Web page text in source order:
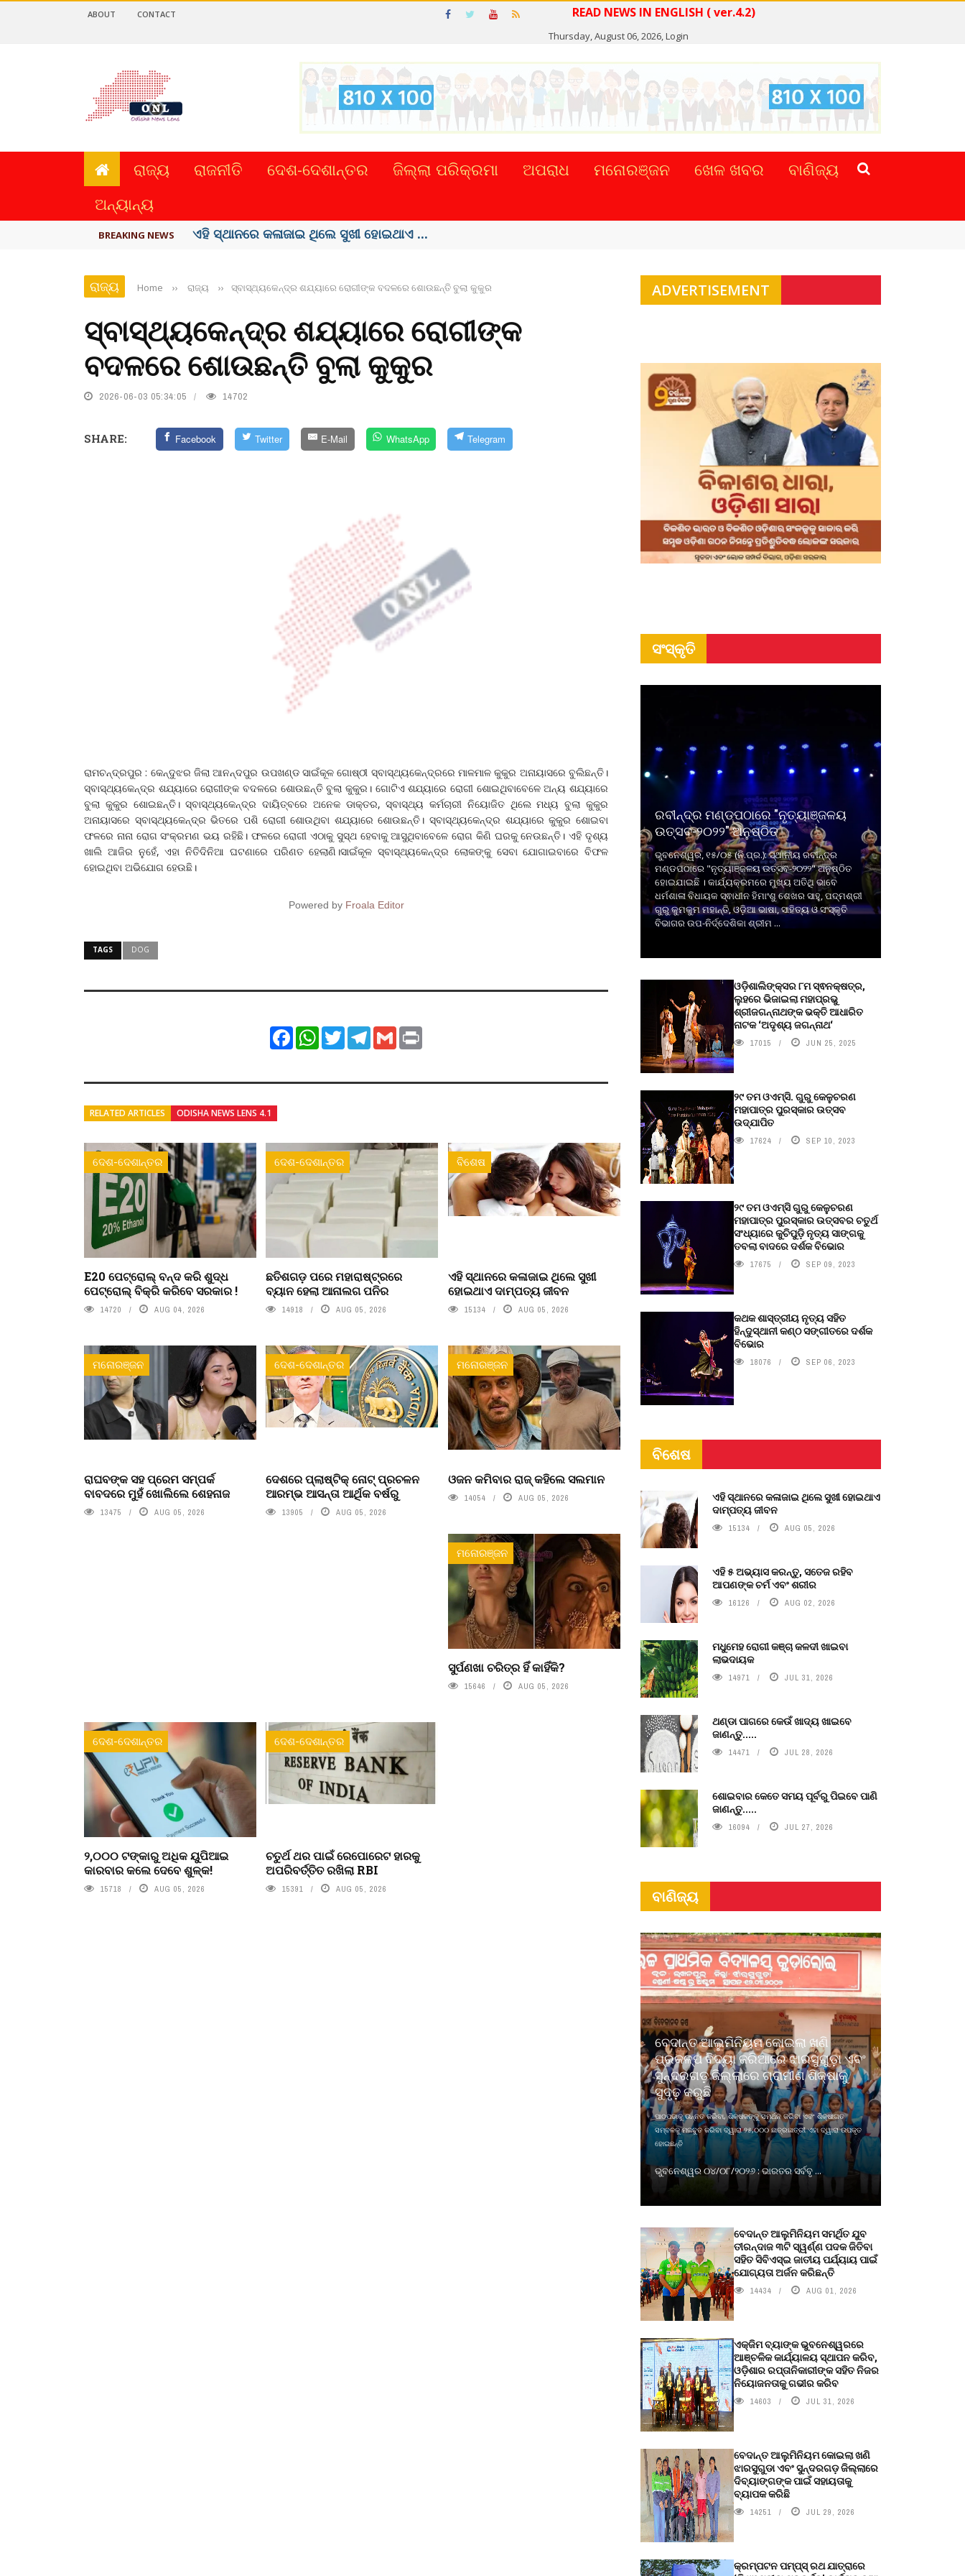
READ NEWS IN ENGLISH ( ver.4.2)
Thursday, August 06, 2026,Login
ABOUT CONTACT
ରାଜ୍ୟ ରାଜନୀତି ଦେଶ-ଦେଶାନ୍ତର ଜିଲ୍ଲା ପରିକ୍ରମା ଅପରାଧ ମନୋରଞ୍ଜନ ଖେଳ ଖବର
ବାଣିଜ୍ୟ
ଅନ୍ୟାନ୍ୟ
BREAKING NEWS ଏହି ସ୍ଥାନରେ କଳାଜାଇ ଥିଲେ ସୁଖୀ ହୋଇଥାଏ ...
ରାଜ୍ୟ Home ›› ରାଜ୍ୟ ›› ସ୍ବାସ୍ଥ୍ୟକେନ୍ଦ୍ର ଶଯ୍ୟାରେ ରୋଗୀଙ୍କ ବଦଳରେ ଶୋଉଛନ୍ତି ବୁଲା କୁକୁର
ସ୍ବାସ୍ଥ୍ୟକେନ୍ଦ୍ର ଶଯ୍ୟାରେ ରୋଗୀଙ୍କ
ବଦଳରେ ଶୋଉଛନ୍ତି ବୁଲା କୁକୁର
2026-06-03 05:34:05 14702
SHARE: Facebook Twitter E-Mail WhatsApp Telegram
ରାମଚନ୍ଦ୍ରପୁର : କେନ୍ଦୁଝର ଜିଲା ଆନନ୍ଦପୁର ଉପଖଣ୍ଡ ସାଇଁକୂଳ ଗୋଷ୍ଠୀ ସ୍ବାସ୍ଥ୍ୟକେନ୍ଦ୍ରରେ ମାଳମାଳ କୁକୁର ଅନାୟାସରେ ବୁଲିଛନ୍ତି।
ସ୍ବାସ୍ଥ୍ୟକେନ୍ଦ୍ର ଶଯ୍ୟାରେ ରୋଗୀଙ୍କ ବଦଳରେ ଶୋଉଛନ୍ତି ବୁଲା କୁକୁର। ଗୋଟିଏ ଶଯ୍ୟାରେ ରୋଗୀ ଶୋଇଥିବାବେଳେ ଅନ୍ୟ ଶଯ୍ୟାରେ
ବୁଲା କୁକୁର ଶୋଇଛନ୍ତି। ସ୍ବାସ୍ଥ୍ୟକେନ୍ଦ୍ର ଦାୟିତ୍ବରେ ଅନେକ ଡାକ୍ତର, ସ୍ବାସ୍ଥ୍ୟ କର୍ମଚାରୀ ନିୟୋଜିତ ଥିଲେ ମଧ୍ୟ ବୁଲା କୁକୁର
ଅନାୟାସରେ ସ୍ବାସ୍ଥ୍ୟକେନ୍ଦ୍ର ଭିତରେ ପଶି ରୋଗୀ ଶୋଉଥିବା ଶଯ୍ୟାରେ ଶୋଉଛନ୍ତି। ସ୍ବାସ୍ଥ୍ୟକେନ୍ଦ୍ର ଶଯ୍ୟାରେ କୁକୁର ଶୋଇବା
ଫଳରେ ନାନା ରୋଗ ସଂକ୍ରମଣ ଭୟ ରହିଛି। ଫଳରେ ରୋଗୀ ଏଠାକୁ ସୁସ୍ଥ ହେବାକୁ ଆସୁଥିବାବେଳେ ରୋଗ କିଣି ଘରକୁ ନେଉଛନ୍ତି। ଏହି ଦୃଶ୍ୟ
ଖାଲି ଆଜିର ନୁହେଁ, ଏହା ନିତିଦିନିଆ ଘଟଣାରେ ପରିଣତ ହେଲାଣି।ସାଇଁକୂଳ ସ୍ବାସ୍ଥ୍ୟକେନ୍ଦ୍ର ଲୋକଙ୍କୁ ସେବା ଯୋଗାଇବାରେ ବିଫଳ
ହୋଇଥିବା ଅଭିଯୋଗ ‌ହେଉଛି।
Powered by Froala Editor
TAGS DOG
FacebookWhatsApp
TwitterTelegram
Gmail
RELATED ARTICLES ODISHA NEWS LENS 4.1
ଦେଶ-ଦେଶାନ୍ତର
E20 ପେଟ୍ରୋଲ୍ ବନ୍ଦ କରି ଶୁଦ୍ଧ
ପେଟ୍ରୋଲ୍ ବିକ୍ରି କରିବେ ସରକାର !
14720 AUG 04, 2026
ଦେଶ-ଦେଶାନ୍ତର
ଛତିଶଗଡ଼ ପରେ ମହାରାଷ୍ଟ୍ରରେ
ବ୍ୟାନ ହେଲା ଆନାଲଗ ପନିର
14918 AUG 05, 2026
ବିଶେଷ
ଏହି ସ୍ଥାନରେ କଳାଜାଇ ଥିଲେ ସୁଖୀ
ହୋଇଥାଏ ଦାମ୍ପତ୍ୟ ଜୀବନ
15134 AUG 05, 2026
ମନୋରଞ୍ଜନ
ରାଘବଙ୍କ ସହ ପ୍ରେମ ସମ୍ପର୍କ
ବାବଦରେ ମୁହଁ ଖୋଲିଲେ ଶେହନାଜ
13475 AUG 05, 2026
ଦେଶ-ଦେଶାନ୍ତର
ଦେଶରେ ପ୍ଲାଷ୍ଟିକ୍ ନୋଟ୍‌ ପ୍ରଚଳନ
ଆରମ୍ଭ ଆସନ୍ତା ଆର୍ଥିକ ବର୍ଷରୁ
13905 AUG 05, 2026
ମନୋରଞ୍ଜନ
ଓଜନ କମିବାର ରାଜ୍ କହିଲେ ସଲମାନ
14054 AUG 05, 2026
ମନୋରଞ୍ଜନ
ସୁର୍ପଣଖା ଚରିତ୍ର ହିଁ କାହିଁକି?
15646 AUG 05, 2026
ଦେଶ-ଦେଶାନ୍ତର
୨,୦୦୦ ଟଙ୍କାରୁ ଅଧିକ ୟୁପିଆଇ
କାରବାର କଲେ ଦେବେ ଶୁଳ୍କ!
15718 AUG 05, 2026
ଦେଶ-ଦେଶାନ୍ତର
ଚତୁର୍ଥ ଥର ପାଇଁ ରେପୋରେଟ ହାରକୁ
ଅପରିବର୍ତ୍ତିତ ରଖିଲା RBI
15391 AUG 05, 2026
ADVERTISEMENT
ସଂସ୍କୃତି
ରବୀନ୍ଦ୍ର ମଣ୍ଡପଠାରେ "ନୃତ୍ୟାଞ୍ଜଳୟ
ଉତ୍ସବ-୨୦୨୨" ଅନୁଷ୍ଠିତ
ଭୁବନେଶ୍ୱର, ୧୫/୦୫ (ନି.ପ୍ର.): ସ୍ଥାନୀୟ ରବୀନ୍ଦ୍ର
ମଣ୍ଡପଠାରେ "ନୃତ୍ୟାଞ୍ଜଳୟ ଉତ୍ସବ-୨୦୨୨" ଅନୁଷ୍ଠିତ
ହୋଇଯାଇଛି । କାର୍ଯ୍ୟକ୍ରମରେ ମୁଖ୍ୟ ଅତିଥି ଭାବେ
ଧର୍ମଶାଳା ବିଧାୟକ ସ୍ଵାଧୀନ ହିମାଂଶୁ ଶେଖର ସାହୁ, ପଦ୍ମଶ୍ରୀ
ଗୁରୁ କୁମକୁମ ମହାନ୍ତି, ଓଡ଼ିଆ ଭାଷା, ସାହିତ୍ୟ ଓ ସଂସ୍କୃତି
ବିଭାଗର ଉପ-ନିର୍ଦ୍ଦେଶିକା ଶ୍ରୀମ ...
ଓଡ଼ିଶାଲିଙ୍କ୍ସର ୮ମ ସ୍ଵନକ୍ଷତ୍ର,
ଲୁହରେ ଭିଜାଇଲା ମହାପ୍ରଭୁ
ଶ୍ରୀଜଗନ୍ନାଥଙ୍କ ଭକ୍ତି ଆଧାରିତ
ନାଟକ ‘ଅଦୃଶ୍ୟ ଜଗନ୍ନାଥ‘
17015 JUN 25, 2025
୨୯ ତମ ଓଏମ୍‌ସି. ଗୁରୁ କେଳୁଚରଣ
ମହାପାତ୍ର ପୁରସ୍କାର ଉତ୍ସବ
ଉଦ୍‍ଯାପିତ
17624 SEP 10, 2023
୨୯ ତମ ଓଏମ୍‌ସି ଗୁରୁ କେଳୁଚରଣ
ମହାପାତ୍ର ପୁରସ୍କାର ଉତ୍ସବର ଚତୁର୍ଥ
ସଂଧ୍ୟାରେ କୁଚିପୁଡ଼ି ନୃତ୍ୟ ସାଙ୍ଗକୁ
ତବଲା ବାଦରେ ଦର୍ଶକ ବିଭୋର
17675 SEP 09, 2023
କଥକ ଶାସ୍ତ୍ରୀୟ ନୃତ୍ୟ ସହିତ
ହିନ୍ଦୁସ୍ଥାନୀ କଣ୍ଠ ସଙ୍ଗୀତରେ ଦର୍ଶକ
ବିଭୋର
18076 SEP 06, 2023
ବିଶେଷ
ଏହି ସ୍ଥାନରେ କଳାଜାଇ ଥିଲେ ସୁଖୀ ହୋଇଥାଏ
ଦାମ୍ପତ୍ୟ ଜୀବନ
15134 AUG 05, 2026
ଏହି ୫ ଅଭ୍ୟାସ କରନ୍ତୁ, ସତେଜ ରହିବ
ଆପଣଙ୍କ ଚର୍ମ ଏବଂ ଶରୀର
16126 AUG 02, 2026
ମଧୁମେହ ରୋଗୀ କଞ୍ଚା କଳଦୀ ଖାଇବା
ଲାଭଦାୟକ
14971 JUL 31, 2026
ଥଣ୍ଡା ପାଗରେ କେଉଁ ଖାଦ୍ୟ ଖାଇବେ
ଜାଣନ୍ତୁ.....
14471 JUL 28, 2026
ଶୋଇବାର କେତେ ସମୟ ପୂର୍ବରୁ ପିଇବେ ପାଣି
ଜାଣନ୍ତୁ.....
16094 JUL 27, 2026
ବାଣିଜ୍ୟ
ବେଦାନ୍ତ ଆଲୁମିନିୟମ କୋଇଲା ଖଣି
ପ୍ରକଳ୍ପ ବିଦ୍ୟା ଜରିଆରେ ଝାରସୁଗୁଡ଼ା ଏବଂ
ସୁନ୍ଦରଗଡ଼ ଜିଲ୍ଲାରେ ଗ୍ରାମୀଣ ଶିକ୍ଷାକୁ
ସୁଦୃଢ଼ କରୁଛି
ପାଠପଢାକୁ ଉନ୍ନତ କରିବା, ଶିକ୍ଷକଙ୍କୁ ସମର୍ଥନ କରିବା ଏବଂ ଶିକ୍ଷାଗତ
ସମ୍ବଳକୁ ମଜବୁତ କରିବା ଦ୍ୱାରା ୨୫,୦୦୦ ଛାତ୍ରଛାତ୍ରୀ ଏହା ଦ୍ୱାରା ଉପକୃତ
ହୋଇଛନ୍ତି
ଭୁବନେଶ୍ୱର ୦୪/୦୮/୨୦୨୬ : ଭାରତର ସର୍ବବୃ ...
ବେଦାନ୍ତ ଆଲୁମିନିୟମ ସମର୍ଥିତ ଯୁବ
ତୀରନ୍ଦାଜ ୩ଟି ସ୍ୱର୍ଣ୍ଣ ପଦକ ଜିତିବା
ସହିତ ସିବିଏସ୍ଇ ଜାତୀୟ ପର୍ଯ୍ୟାୟ ପାଇଁ
ଯୋଗ୍ୟତା ଅର୍ଜନ କରିଛନ୍ତି
14434 AUG 01, 2026
ଏକ୍ଜିମ ବ୍ୟାଙ୍କ ଭୁବନେଶ୍ୱରରେ
ଆଞ୍ଚଳିକ କାର୍ଯ୍ୟାଳୟ ସ୍ଥାପନ କରିବ,
ଓଡ଼ିଶାର ରପ୍ତାନିକାରୀଙ୍କ ସହିତ ନିଜର
ନିୟୋଜନତାକୁ ଗଭୀର କରିବ
14603 JUL 31, 2026
ବେଦାନ୍ତ ଆଲୁମିନିୟମ କୋଇଲା ଖଣି
ଝାରସୁଗୁଡା ଏବଂ ସୁନ୍ଦରଗଡ଼ ଜିଲ୍ଲାରେ
ଦିବ୍ୟାଙ୍ଗଙ୍କ ପାଇଁ ସହାୟତାକୁ
ବ୍ୟାପକ କରିଛି
14251 JUL 29, 2026
କ୍ରମ୍ପଟନ ପମ୍ପ୍‌ସ୍‌ ରଥ ଯାତ୍ରାରେ